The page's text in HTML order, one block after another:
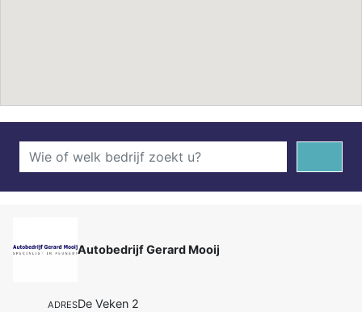
Autobedrijf Gerard Mooij
ADRESDe Veken 2